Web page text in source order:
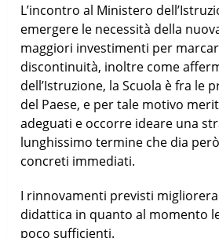
L’incontro al Ministero
emergere le necessità della
maggiori investimenti per
discontinuità, inoltre come
dell’Istruzione, la Scuola è fra le
del Paese, e per tale motivo
adeguati e occorre ideare una
lunghissimo termine che dia
concreti immediati.
I rinnovamenti previsti
didattica in quanto al momento
poco sufficienti.